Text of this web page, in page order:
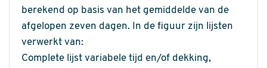
berekend op basis van het gemiddelde van de
afgelopen zeven dagen. In de figuur zijn lijsten
verwerkt van:
Complete lijst variabele tijd en/of dekking,